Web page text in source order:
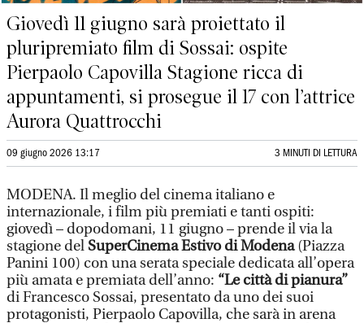
Giovedì 11 giugno sarà proiettato il
pluripremiato film di Sossai: ospite
Pierpaolo Capovilla Stagione ricca di
appuntamenti, si prosegue il 17 con l’attrice
Aurora Quattrocchi
09 giugno 2026 13:17 3 MINUTI DI LETTURA
MODENA. Il meglio del cinema italiano e
internazionale, i film più premiati e tanti ospiti:
giovedì – dopodomani, 11 giugno – prende il via la
stagione del SuperCinema Estivo di Modena(Piazza
Panini 100) con una serata speciale dedicata all’opera
più amata e premiata dell’anno: “Le città di pianura”
di Francesco Sossai, presentato da uno dei suoi
protagonisti, Pierpaolo Capovilla, che sarà in arena